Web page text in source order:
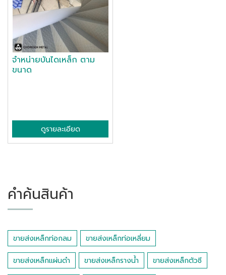
จำหน่ายบันไดเหล็ก ตาม
ขนาด
ดูรายละเอียด
คำค้นสินค้า
ขายส่งเหล็กท่อกลม ขายส่งเหล็กท่อเหลี่ยม
ขายส่งเหล็กแผ่นดำ ขายส่งเหล็กรางน้ำ ขายส่งเหล็กตัวซี